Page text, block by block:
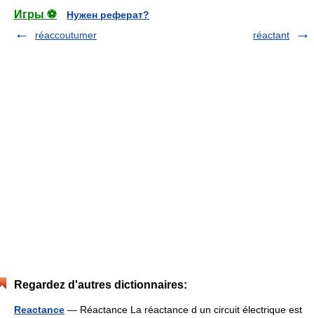
Игры ⚽
Нужен реферат?
réaccoutumer
réactant
Regardez d'autres dictionnaires:
Reactance — Réactance La réactance d un circuit électrique est